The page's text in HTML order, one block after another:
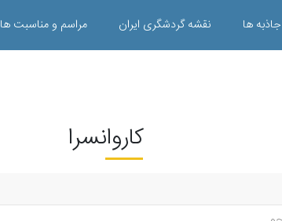
جاذبه ها نقشه گردشگری ایران مراسم و مناسبت ها
کاروانسرا